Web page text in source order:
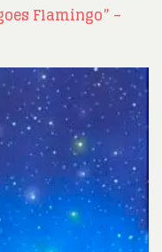
Flamingo” –